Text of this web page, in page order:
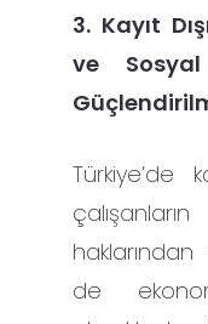
3. Kayıt
ve
Türkiye’de
de